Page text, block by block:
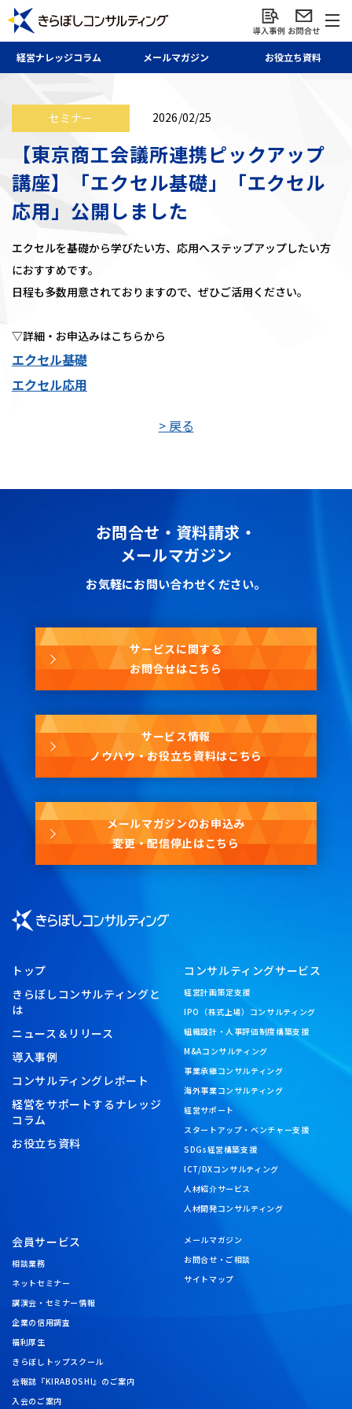
経営ナレッジコラム メールマガジン お役立ち資料
セミナー 2026/02/25
【東京商工会議所連携ピックアップ
講座】「エクセル基礎」「エクセル
応用」公開しました
エクセルを基礎から学びたい方、応用へステップアップしたい方
におすすめです。
日程も多数用意されておりますので、ぜひご活用ください。
▽詳細・お申込みはこちらから
エクセル基礎
エクセル応用
> 戻る
お問合せ・資料請求・
メールマガジン
お気軽にお問い合わせください。
サービスに関する
お問合せはこちら
サービス情報
ノウハウ・お役立ち資料はこちら
メールマガジンのお申込み
変更・配信停止はこちら
トップ
きらぼしコンサルティングと
は
ニュース＆リリース
導入事例
コンサルティングレポート
経営をサポートするナレッジ
コラム
お役立ち資料
コンサルティングサービス
経営計画策定支援
IPO（株式上場）コンサルティング
組織設計・人事評価制度構築支援
M&Aコンサルティング
事業承継コンサルティング
海外事業コンサルティング
経営サポート
スタートアップ・ベンチャー支援
SDGs経営構築支援
ICT/DXコンサルティング
人材紹介サービス
人材開発コンサルティング
会員サービス
相談業務
ネットセミナー
講演会・セミナー情報
企業の信用調査
福利厚生
きらぼしトップスクール
会報誌『KIRABOSHI』のご案内
入会のご案内
メールマガジン
お問合せ・ご相談
サイトマップ